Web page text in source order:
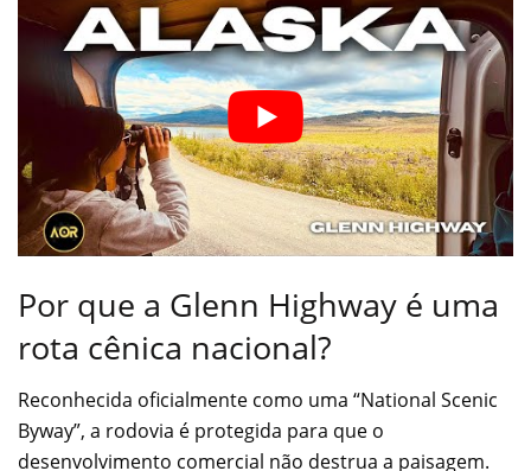
Por que a Glenn Highway é uma
rota cênica nacional?
Reconhecida oficialmente como uma “National Scenic
Byway”, a rodovia é protegida para que o
desenvolvimento comercial não destrua a paisagem.